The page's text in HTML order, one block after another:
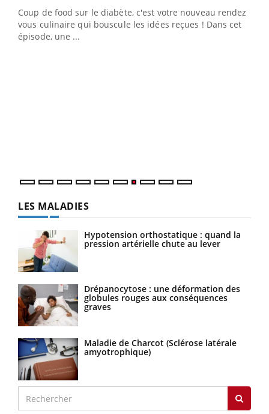
Coup de food sur le diabète, c'est votre nouveau rendez-
vous culinaire qui bouscule les idées reçues ! Dans cet
épisode, une ...
LES MALADIES
Hypotension orthostatique : quand la
pression artérielle chute au lever
Drépanocytose : une déformation des
globules rouges aux conséquences
graves
Maladie de Charcot (Sclérose latérale
amyotrophique)